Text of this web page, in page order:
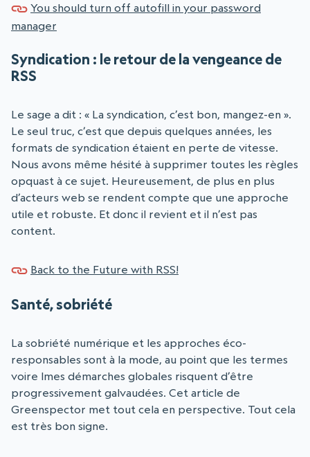
You should turn off autofill in your password
manager
Syndication : le retour de la vengeance de
RSS
Le sage a dit : « La syndication, c’est bon, mangez-en ».
Le seul truc, c’est que depuis quelques années, les
formats de syndication étaient en perte de vitesse.
Nous avons même hésité à supprimer toutes les règles
opquast à ce sujet. Heureusement, de plus en plus
d’acteurs web se rendent compte que une approche
utile et robuste. Et donc il revient et il n’est pas
content.
Back to the Future with RSS!
Santé, sobriété
La sobriété numérique et les approches éco-
responsables sont à la mode, au point que les termes
voire lmes démarches globales risquent d’être
progressivement galvaudées. Cet article de
Greenspector met tout cela en perspective. Tout cela
est très bon signe.